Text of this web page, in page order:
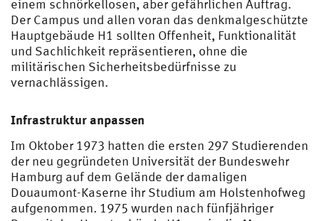
einem schnörkellosen, aber gefährlichen Auftrag.
Der Campus und allen voran das denkmalgeschützte
Hauptgebäude H1 sollten Offenheit, Funktionalität
und Sachlichkeit repräsentieren, ohne die
militärischen Sicherheitsbedürfnisse zu
vernachlässigen.
Infrastruktur anpassen
Im Oktober 1973 hatten die ersten 297 Studierenden
der neu gegründeten Universität der Bundeswehr
Hamburg auf dem Gelände der damaligen
Douaumont-Kaserne ihr Studium am Holstenhofweg
aufgenommen. 1975 wurden nach fünfjähriger